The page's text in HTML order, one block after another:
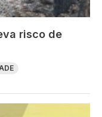
risco de